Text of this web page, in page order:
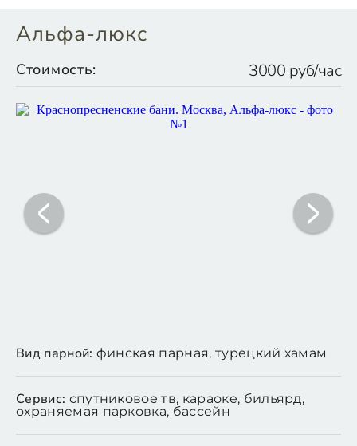
Альфа-люкс
Стоимость: 3000 руб/час
Вид парной: финская парная, турецкий хамам
Сервис: спутниковое тв, караоке, бильярд,
охраняемая парковка, бассейн